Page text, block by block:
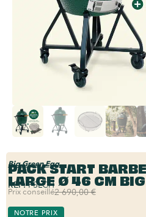
Big Green Egg
PACK START
LARGE Ø 46 CM
REF:PSLCH
Prix conseillé2 690,00 €
NOTRE PRIX